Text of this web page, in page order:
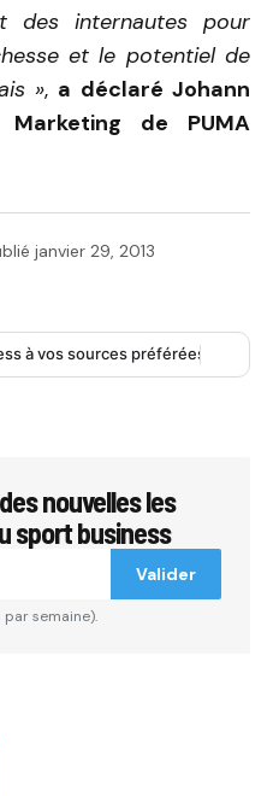
internautes pour
et le potentiel de
», a déclaré Johann
Marketing de PUMA
janvier 29, 2013
à vos sources préférées
villes de la Street
York, Tokyo, Seoul,
pour les 5
nouvelles les
sport business
Valider
semaine).